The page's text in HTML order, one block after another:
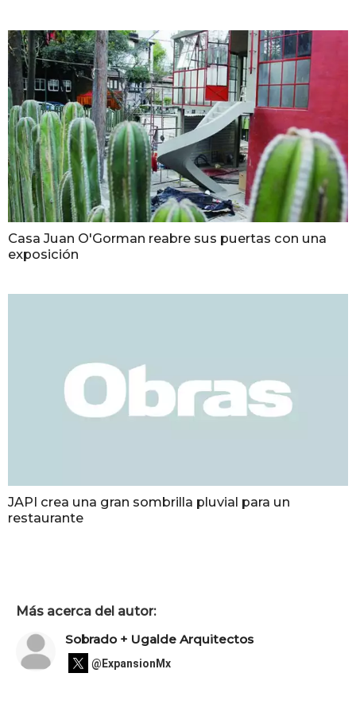
Casa Juan O'Gorman reabre sus puertas con una
exposición
JAPI crea una gran sombrilla pluvial para un
restaurante
Más acerca del autor:
Sobrado + Ugalde Arquitectos
@ExpansionMx